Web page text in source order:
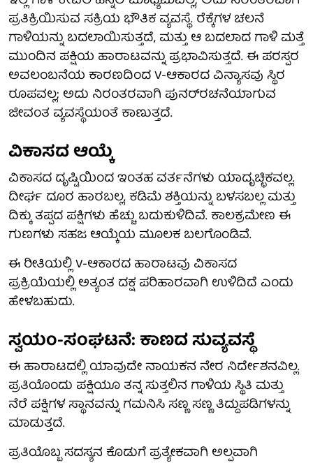
ಪ್ರತಿಕ್ರಿಯಿಸುವ ಸಕ್ರಿಯ ಭೌತಿಕ ವ್ಯವಸ್ಥೆ. ರೆಕ್ಕೆಗಳ ಚಲನೆ
ಗಾಳಿಯನ್ನು ಬದಲಾಯಿಸುತ್ತದೆ, ಮತ್ತು ಆ ಬದಲಾದ ಗಾಳಿ ಮತ್ತೆ
ಮುಂದಿನ ಪಕ್ಷಿಯ ಹಾರಾಟವನ್ನು ಪ್ರಭಾವಿಸುತ್ತದೆ. ಈ ಪರಸ್ಪರ
ಅವಲಂಬನೆಯ ಕಾರಣದಿಂದ V-ಆಕಾರದ ವಿನ್ಯಾಸವು ಸ್ಥಿರ
ರೂಪವಲ್ಲ; ಅದು ನಿರಂತರವಾಗಿ ಪುನರ್‌ರಚನೆಯಾಗುವ
ಜೀವಂತ ವ್ಯವಸ್ಥೆಯಂತೆ ಕಾಣುತ್ತದೆ.
ವಿಕಾಸದ ಆಯ್ಕೆ
ವಿಕಾಸದ ದೃಷ್ಟಿಯಿಂದ ಇಂತಹ ವರ್ತನೆಗಳು ಯಾದೃಚ್ಛಿಕವಲ್ಲ.
ದೀರ್ಘ ದೂರ ಹಾರಬಲ್ಲ, ಕಡಿಮೆ ಶಕ್ತಿಯನ್ನು ಬಳಸಬಲ್ಲ ಮತ್ತು
ದಿಕ್ಕು ತಪ್ಪದ ಪಕ್ಷಿಗಳು ಹೆಚ್ಚು ಬದುಕುಳಿದಿವೆ. ಕಾಲಕ್ರಮೇಣ ಈ
ಗುಣಗಳು ಸಹಜ ಆಯ್ಕೆಯ ಮೂಲಕ ಬಲಗೊಂಡಿವೆ.
ಈ ರೀತಿಯಲ್ಲಿ V-ಆಕಾರದ ಹಾರಾಟವು ವಿಕಾಸದ
ಪ್ರಕ್ರಿಯೆಯಲ್ಲಿ ಅತ್ಯಂತ ದಕ್ಷ ಪರಿಹಾರವಾಗಿ ಉಳಿದಿದೆ ಎಂದು
ಹೇಳಬಹುದು.
ಸ್ವಯಂ-ಸಂಘಟನೆ: ಕಾಣದ ಸುವ್ಯವಸ್ಥೆ
ಈ ಹಾರಾಟದಲ್ಲಿ ಯಾವುದೇ ನಾಯಕನ ನೇರ ನಿರ್ದೇಶನವಿಲ್ಲ.
ಪ್ರತಿಯೊಂದು ಪಕ್ಷಿಯೂ ತನ್ನ ಸುತ್ತಲಿನ ಗಾಳಿಯ ಸ್ಥಿತಿ ಮತ್ತು
ನೆರೆ ಪಕ್ಷಿಗಳ ಸ್ಥಾನವನ್ನು ಗಮನಿಸಿ ಸಣ್ಣ ಸಣ್ಣ ತಿದ್ದುಪಡಿಗಳನ್ನು
ಮಾಡುತ್ತದೆ.
ಪ್ರತಿಯೊಬ್ಬ ಸದಸ್ಯನ ಕೊಡುಗೆ ಪ್ರತ್ಯೇಕವಾಗಿ ಅಲ್ಪವಾಗಿ